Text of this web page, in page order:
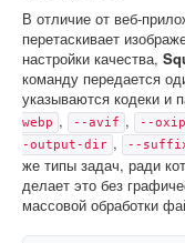
В отличие от веб-
перетаскивает
настройки качества,
команду передается
указываются кодеки и
webp , --avif , --
-output-dir , --
же типы задач, ради
делает это без
массовой обработки